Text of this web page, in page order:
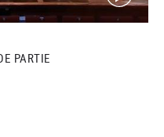
PARTIE